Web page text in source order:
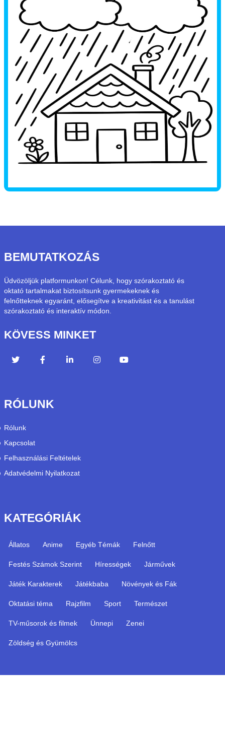
BEMUTATKOZÁS
Üdvözöljük platformunkon! Célunk, hogy szórakoztató és
oktató tartalmakat biztosítsunk gyermekeknek és
felnőtteknek egyaránt, elősegítve a kreativitást és a tanulást
szórakoztató és interaktív módon.
KÖVESS MINKET
RÓLUNK
Rólunk
Kapcsolat
Felhasználási Feltételek
Adatvédelmi Nyilatkozat
KATEGÓRIÁK
Állatos Anime Egyéb Témák Felnőtt
Festés Számok Szerint Hírességek Járművek
Játék Karakterek Játékbaba Növények és Fák
Oktatási téma Rajzfilm Sport Természet
TV-műsorok és filmek Ünnepi Zenei
Zöldség és Gyümölcs